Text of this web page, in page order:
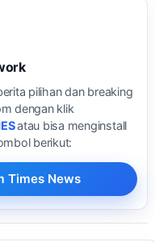
pilihan dan breaking
dengan klik
atau bisa menginstall
berikut:
Times News